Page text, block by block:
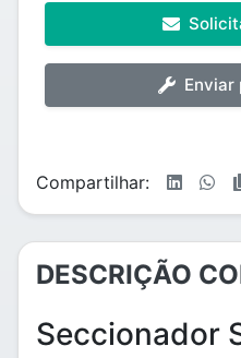
Enviar
Compartilhar:
DESCRIÇÃO
Seccionador